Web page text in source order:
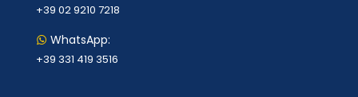
+39 02 9210 7218
WhatsApp:
+39 331 419 3516